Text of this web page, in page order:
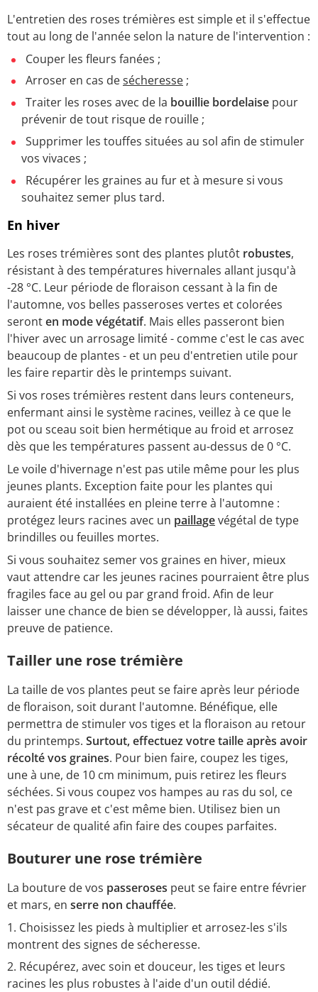
L'entretien des roses trémières est simple et il s'effectue
tout au long de l'année selon la nature de l'intervention :
Couper les fleurs fanées ;
Arroser en cas desécheresse;
Traiter les roses avec de la bouillie bordelaise pour
prévenir de tout risque de rouille ;
Supprimer les touffes situées au sol afin de stimuler
vos vivaces ;
Récupérer les graines au fur et à mesure si vous
souhaitez semer plus tard.
En hiver
Les roses trémières sont des plantes plutôt robustes,
résistant à des températures hivernales allant jusqu'à
-28 °C. Leur période de floraison cessant à la fin de
l'automne, vos belles passeroses vertes et colorées
seronten mode végétatif. Mais elles passeront bien
l'hiver avec un arrosage limité - comme c'est le cas avec
beaucoup de plantes - et un peu d'entretien utile pour
les faire repartir dès le printemps suivant.
Si vos roses trémières restent dans leurs conteneurs,
enfermant ainsi le système racines, veillez à ce que le
pot ou sceau soit bien hermétique au froid et arrosez
dès que les températures passent au-dessus de 0 °C.
Le voile d'hivernage n'est pas utile même pour les plus
jeunes plants. Exception faite pour les plantes qui
auraient été installées en pleine terre à l'automne :
protégez leurs racines avec un paillagevégétal de type
brindilles ou feuilles mortes.
Si vous souhaitez semer vos graines en hiver, mieux
vaut attendre car les jeunes racines pourraient être plus
fragiles face au gel ou par grand froid. Afin de leur
laisser une chance de bien se développer, là aussi, faites
preuve de patience.
Tailler une rose trémière
La taille de vos plantes peut se faire après leur période
de floraison, soit durant l'automne. Bénéfique, elle
permettra de stimuler vos tiges et la floraison au retour
du printemps. Surtout, effectuez votre taille après avoir
récolté vos graines. Pour bien faire, coupez les tiges,
une à une, de 10 cm minimum, puis retirez les fleurs
séchées. Si vous coupez vos hampes au ras du sol, ce
n'est pas grave et c'est même bien. Utilisez bien un
sécateur de qualité afin faire des coupes parfaites.
Bouturer une rose trémière
La bouture de vos passeroses peut se faire entre février
et mars, en serre non chauffée.
Choisissez les pieds à multiplier et arrosez-les s'ils
montrent des signes de sécheresse.
Récupérez, avec soin et douceur, les tiges et leurs
racines les plus robustes à l'aide d'un outil dédié.